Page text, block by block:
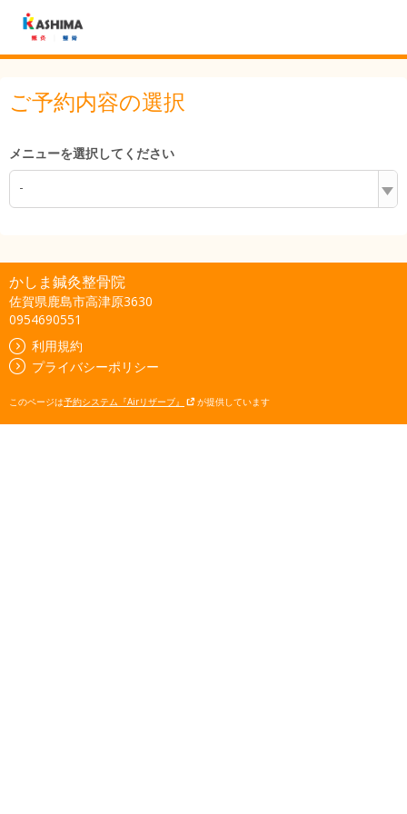
ご予約内容の選択
メニューを選択してください
-
かしま鍼灸整骨院
佐賀県鹿島市高津原3630
0954690551
利用規約
プライバシーポリシー
このページは予約システム『Airリザーブ』 が提供しています